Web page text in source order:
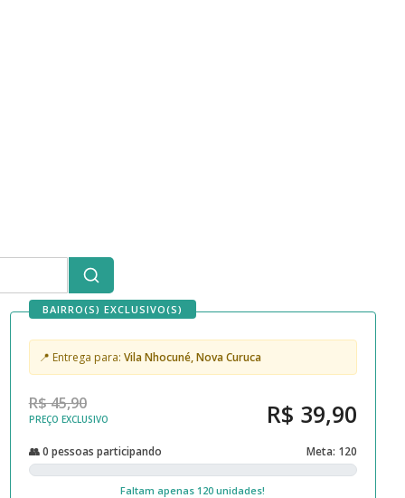
BAIRRO(S) EXCLUSIVO(S)
📍 Entrega para: Vila Nhocuné, Nova Curuca
R$ 45,90
PREÇO EXCLUSIVO R$ 39,90
👥 0 pessoas participando Meta: 120
Faltam apenas 120 unidades!